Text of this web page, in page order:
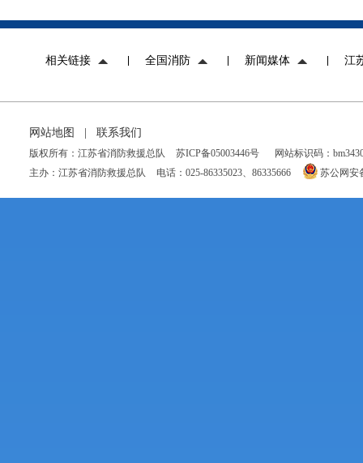
相关链接 全国消防 新闻媒体 江
网站地图 联系我们
版权所有：江苏省消防救援总队 苏ICP备05003446号
网站标识码：
主办：江苏省消防救援总队
电话：025-86335023、86335666 苏公网安